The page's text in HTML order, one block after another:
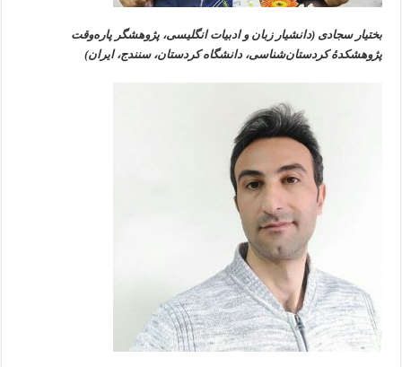
بختیار سجادی (دانشیار زبان و ادبیات انگلیسی، پژوهشگر پاره‌وقت
پژوهشکدۀ کردستان‌شناسی، دانشگاه کردستان، سنندج، ایران)